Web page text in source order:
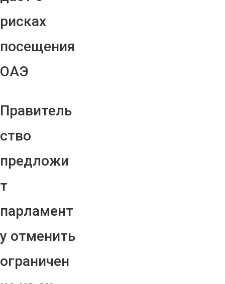
рисках
посещения
ОАЭ
Правитель
ство
предложи
т
парламент
у отменить
ограничен